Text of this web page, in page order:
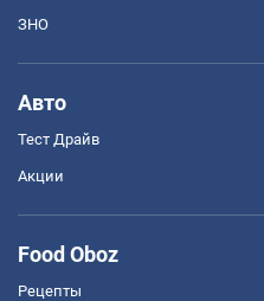
ЗНО
Авто
Тест Драйв
Акции
Food Oboz
Рецепты